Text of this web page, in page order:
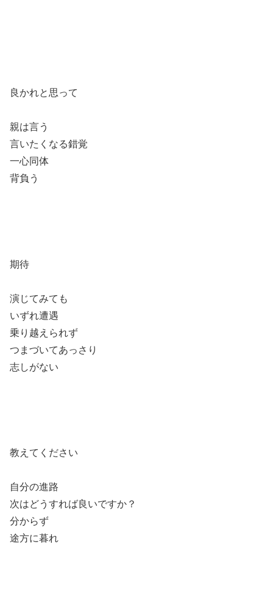
良かれと思って
親は言う
言いたくなる錯覚
一心同体
背負う
期待
演じてみても
いずれ遭遇
乗り越えられず
つまづいてあっさり
志しがない
教えてください
自分の進路
次はどうすれば良いですか？
分からず
途方に暮れ